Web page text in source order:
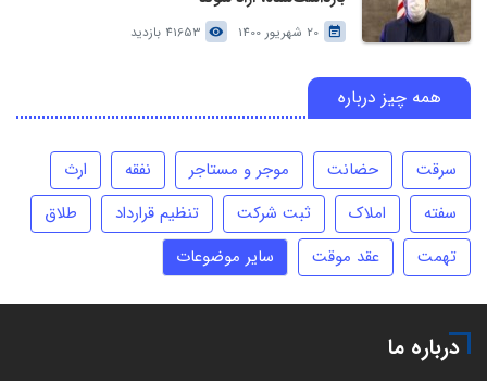
20 شهریور 1400 41653 بازدید
همه چیز درباره
سرقت حضانت موجر و مستاجر نفقه
ارث
سفته
املاک ثبت شرکت تنظیم قرارداد
طلاق
تهمت
عقد موقت سایر موضوعات
درباره ما